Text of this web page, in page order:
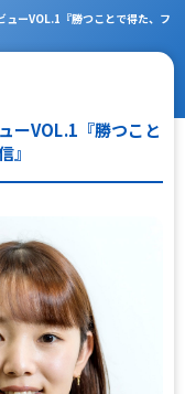
ューVOL.1『勝つことで得た、フ
ーVOL.1『勝つこと
』